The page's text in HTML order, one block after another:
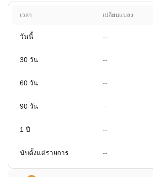
เวลา เปลี่ยนแปลง
วันนี้ --
30 วัน --
60 วัน --
90 วัน --
1 ปี --
นับตั้งแต่รายการ --